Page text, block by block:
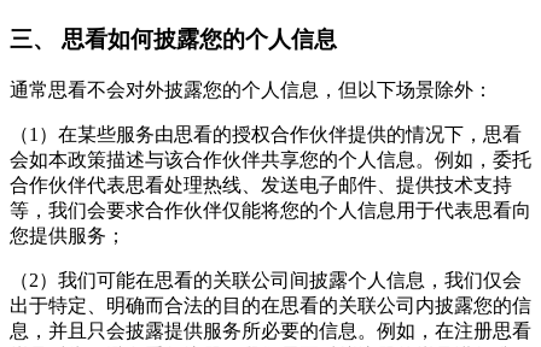
三、 思看如何披露您的个人信息
通常思看不会对外披露您的个人信息，但以下场景除外：
（1）在某些服务由思看的授权合作伙伴提供的情况下，思看
会如本政策描述与该合作伙伴共享您的个人信息。例如，委托
合作伙伴代表思看处理热线、发送电子邮件、提供技术支持
等，我们会要求合作伙伴仅能将您的个人信息用于代表思看向
您提供服务；
（2）我们可能在思看的关联公司间披露个人信息，我们仅会
出于特定、明确而合法的目的在思看的关联公司内披露您的信
息，并且只会披露提供服务所必要的信息。例如，在注册思看